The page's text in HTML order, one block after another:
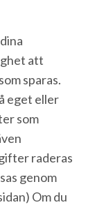
att
sparas.
eget eller
som
raderas
genom
Om du